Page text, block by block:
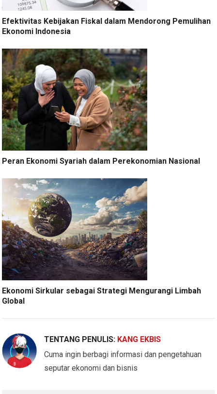
Efektivitas Kebijakan Fiskal dalam Mendorong Pemulihan
Ekonomi Indonesia
Peran Ekonomi Syariah dalam Perekonomian Nasional
Ekonomi Sirkular sebagai Strategi Mengurangi Limbah
Global
TENTANG PENULIS: KANG EKBIS
Cuma ingin berbagi informasi dan pengetahuan
seputar ekonomi dan bisnis